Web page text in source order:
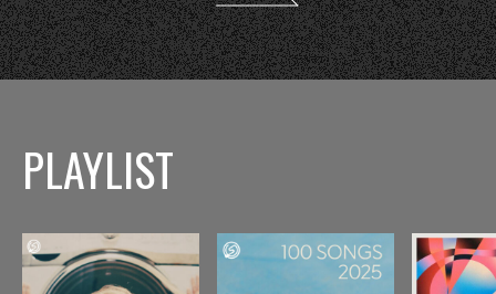
PLAYLIST